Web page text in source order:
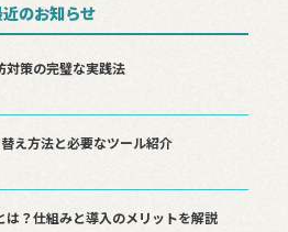
のお知らせ
対策の完璧な実践法
え方法と必要なツール紹介
？仕組みと導入のメリットを解説